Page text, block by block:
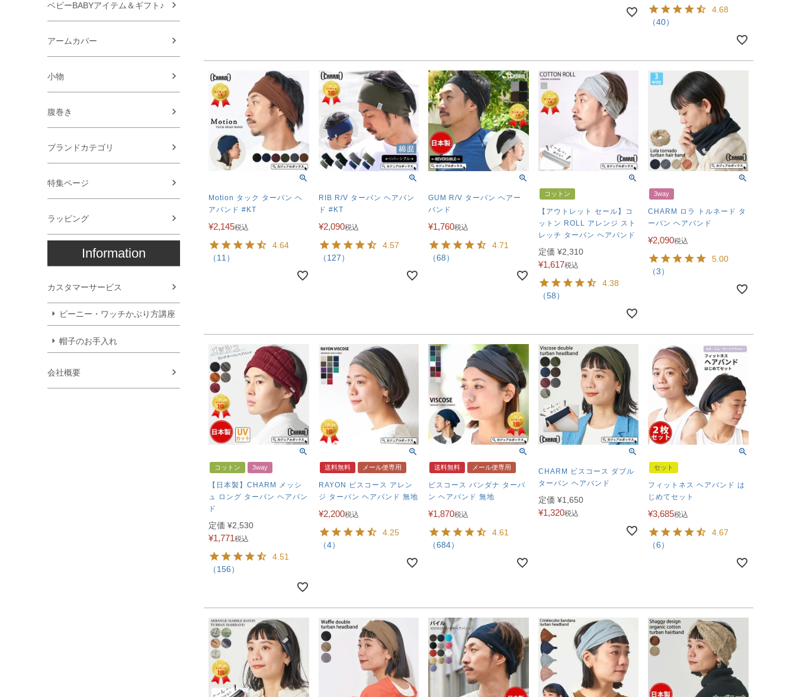
ベビーBABYアイテム＆ギフト♪
アームカバー
小物
腹巻き
ブランドカテゴリ
特集ページ
ラッピング
Information
カスタマーサービス
ビーニー・ワッチかぶり方講座
帽子のお手入れ
会社概要
4.68
（40）
Motion タック ターバン ヘ
アバンド #KT
¥2,145税込
4.64
（11）
RIB R/V ターバン ヘアバン
ド #KT
¥2,090税込
4.57
（127）
GUM R/V ターバン ヘアー
バンド
¥1,760税込
4.71
（68）
コットン
【アウトレット セール】コ
ットン ROLL アレンジ スト
レッチ ターバン ヘアバンド
定価 ¥2,310
¥1,617税込
4.38
（58）
3way
CHARM ロラ トルネード タ
ーバン ヘアバンド
¥2,090税込
5.00
（3）
コットン 3way
【日本製】CHARM メッシ
ュ ロング ターバン ヘアバン
ド
定価 ¥2,530
¥1,771税込
4.51
（156）
送料無料 メール便専用
RAYON ビスコース アレン
ジ ターバン ヘアバンド 無地
¥2,200税込
4.25
（4）
送料無料 メール便専用
ビスコース バンダナ ターバ
ン ヘアバンド 無地
¥1,870税込
4.61
（684）
CHARM ビスコース ダブル
ターバン ヘアバンド
定価 ¥1,650
¥1,320税込
セット
フィットネス ヘアバンド は
じめてセット
¥3,685税込
4.67
（6）